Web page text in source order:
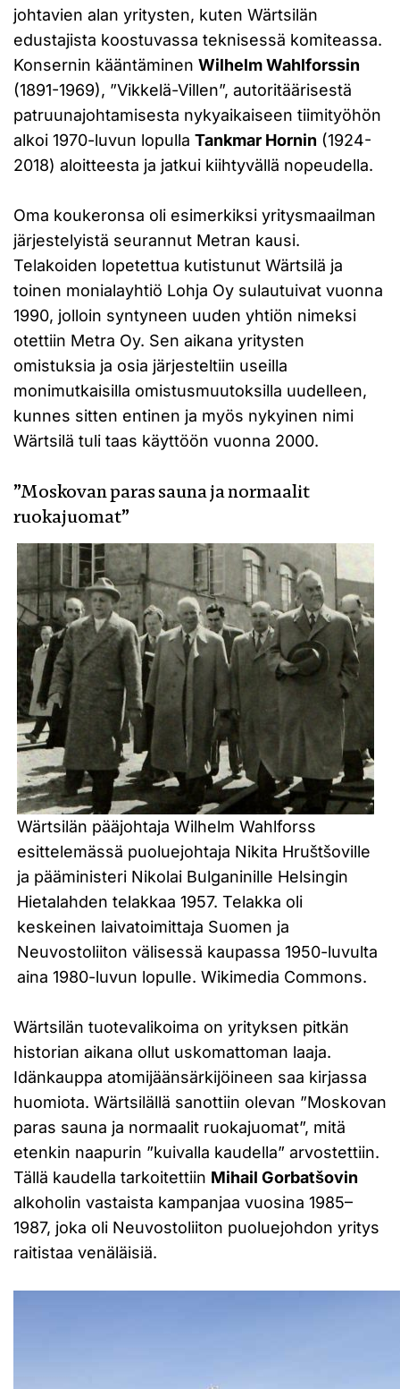
johtavien alan yritysten, kuten Wärtsilän
edustajista koostuvassa teknisessä komiteassa.
Konsernin kääntäminen Wilhelm Wahlforssin
(1891-1969), ”Vikkelä-Villen”, autoritäärisestä
patruunajohtamisesta nykyaikaiseen tiimityöhön
alkoi 1970-luvun lopulla Tankmar Hornin (1924-
2018) aloitteesta ja jatkui kiihtyvällä nopeudella.
Oma koukeronsa oli esimerkiksi yritysmaailman
järjestelyistä seurannut Metran kausi.
Telakoiden lopetettua kutistunut Wärtsilä ja
toinen monialayhtiö Lohja Oy sulautuivat vuonna
1990, jolloin syntyneen uuden yhtiön nimeksi
otettiin Metra Oy. Sen aikana yritysten
omistuksia ja osia järjesteltiin useilla
monimutkaisilla omistusmuutoksilla uudelleen,
kunnes sitten entinen ja myös nykyinen nimi
Wärtsilä tuli taas käyttöön vuonna 2000.
”Moskovan paras sauna ja normaalit
ruokajuomat”
Wärtsilän pääjohtaja Wilhelm Wahlforss
esittelemässä puoluejohtaja Nikita Hruštšoville
ja pääministeri Nikolai Bulganinille Helsingin
Hietalahden telakkaa 1957. Telakka oli
keskeinen laivatoimittaja Suomen ja
Neuvostoliiton välisessä kaupassa 1950-luvulta
aina 1980-luvun lopulle. Wikimedia Commons.
Wärtsilän tuotevalikoima on yrityksen pitkän
historian aikana ollut uskomattoman laaja.
Idänkauppa atomijäänsärkijöineen saa kirjassa
huomiota. Wärtsilällä sanottiin olevan ”Moskovan
paras sauna ja normaalit ruokajuomat”, mitä
etenkin naapurin ”kuivalla kaudella” arvostettiin.
Tällä kaudella tarkoitettiin Mihail Gorbatšovin
alkoholin vastaista kampanjaa vuosina 1985–
1987, joka oli Neuvostoliiton puoluejohdon yritys
raitistaa venäläisiä.